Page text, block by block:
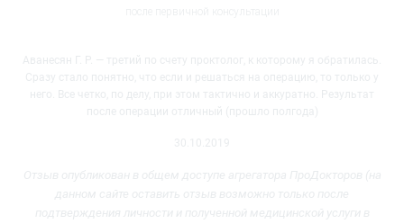
Аванесян Г. Р. — третий по счету проктолог, к которому я обратилась.
Сразу стало понятно, что если и решаться на операцию, то только у
него. Все четко, по делу, при этом тактично и аккуратно. Результат
после операции отличный (прошло полгода)
30.10.2019
Отзыв опубликован в общем доступе агрегатора ПроДокторов (на
данном сайте оставить отзыв возможно только после
подтверждения личности и полученной медицинской услуги в